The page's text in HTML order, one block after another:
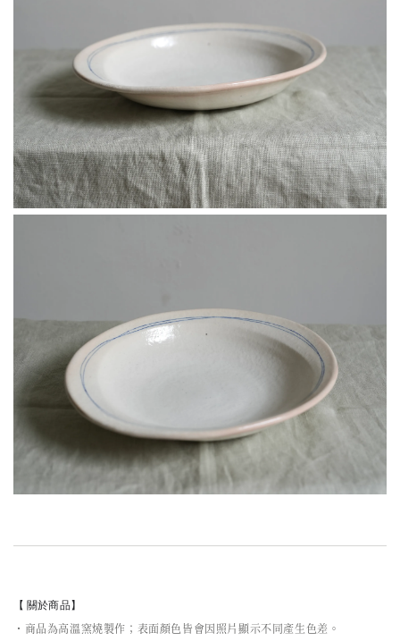
【 關於商品】
・商品為高溫窯燒製作；表面顏色皆會因照片顯示不同產生色差。